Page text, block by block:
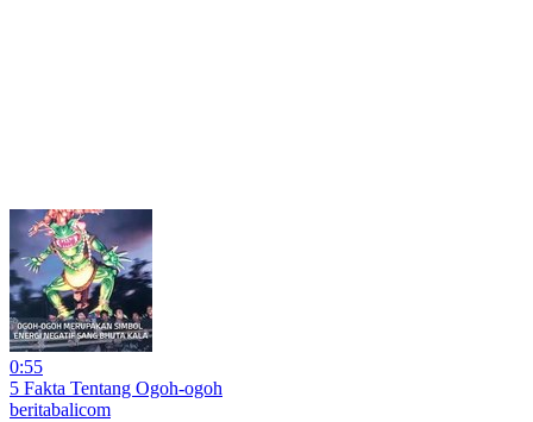
0:55
5 Fakta Tentang Ogoh-ogoh
beritabalicom